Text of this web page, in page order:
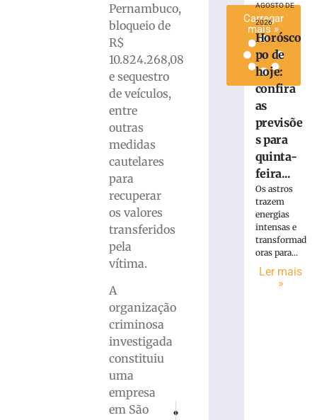
Pernambuco,
bloqueio de
R$
10.824.268,08
e sequestro
de veículos,
entre
outras
medidas
cautelares
para
recuperar
os valores
transferidos
pela
vítima.
A
organização
criminosa
investigada
constituiu
uma
empresa
em São
Carregar
mais »
AGOSTO DE
2026
Horósco
po de
hoje:
confira
as
previsõe
s para
quinta-
feira...
Os astros
trazem
energias
intensas e
transformad
oras para...
Ler mais
»